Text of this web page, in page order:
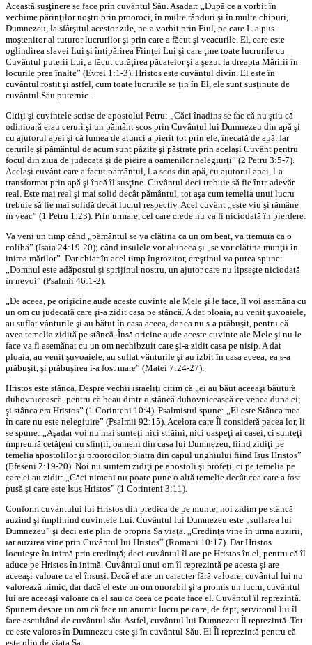
Această susţinere se face prin cuvântul Său. Așadar: „După ce a vorbit în
vechime părinţilor noştri prin prooroci, în multe rânduri şi în multe chipuri,
Dumnezeu, la sfârşitul acestor zile, ne-a vorbit prin Fiul, pe care L-a pus
moştenitor al tuturor lucrurilor şi prin care a făcut şi veacurile. El, care este
oglindirea slavei Lui şi întipărirea Fiinţei Lui şi care ţine toate lucrurile cu
Cuvântul puterii Lui, a făcut curăţirea păcatelor şi a şezut la dreapta Măririi în
locurile prea înalte” (Evrei 1:1-3). Hristos este cuvântul divin. El este în
cuvântul rostit şi astfel, cum toate lucrurile se ţin în El, ele sunt susţinute de
cuvântul Său puternic.
Citiţi şi cuvintele scrise de apostolul Petru: „Căci înadins se fac că nu ştiu că
odinioară erau ceruri şi un pământ scos prin Cuvântul lui Dumnezeu din apă şi
cu ajutorul apei şi că lumea de atunci a pierit tot prin ele, înecată de apă. Iar
cerurile şi pământul de acum sunt păzite şi păstrate prin acelaşi Cuvânt pentru
focul din ziua de judecată şi de pieire a oamenilor nelegiuiţi” (2 Petru 3:5-7).
Acelaşi cuvânt care a făcut pământul, l-a scos din apă, cu ajutorul apei, l-a
transformat prin apă şi încă îl susţine. Cuvântul deci trebuie să fie într-adevăr
real. Este mai real şi mai solid decât pământul, tot aşa cum temelia unui lucru
trebuie să fie mai solidă decât lucrul respectiv. Acel cuvânt „este viu şi rămâne
în veac” (1 Petru 1:23). Prin urmare, cel care crede nu va fi niciodată în pierdere.
Va veni un timp când „pământul se va clătina ca un om beat, va tremura ca o
colibă” (Isaia 24:19-20); când insulele vor aluneca şi „se vor clătina munţii în
inima mărilor”. Dar chiar în acel timp îngrozitor, creştinul va putea spune:
„Domnul este adăpostul şi sprijinul nostru, un ajutor care nu lipseşte niciodată
în nevoi” (Psalmii 46:1-2).
„De aceea, pe orişicine aude aceste cuvinte ale Mele şi le face, îl voi asemăna cu
un om cu judecată care şi-a zidit casa pe stâncă. A dat ploaia, au venit şuvoaiele,
au suflat vânturile şi au bătut în casa aceea, dar ea nu s-a prăbuşit, pentru că
avea temelia zidită pe stâncă. Însă oricine aude aceste cuvinte ale Mele şi nu le
face va fi asemănat cu un om nechibzuit care şi-a zidit casa pe nisip. A dat
ploaia, au venit şuvoaiele, au suflat vânturile şi au izbit în casa aceea; ea s-a
prăbuşit, şi prăbuşirea i-a fost mare” (Matei 7:24-27).
Hristos este stânca. Despre vechii israeliţi citim că „ei au băut aceeaşi băutură
duhovnicească, pentru că beau dintr-o stâncă duhovnicească ce venea după ei;
şi stânca era Hristos” (1 Corinteni 10:4). Psalmistul spune: „El este Stânca mea
în care nu este nelegiuire” (Psalmii 92:15). Acelora care Îl consideră pacea lor, li
se spune: „Aşadar voi nu mai sunteţi nici străini, nici oaspeţi ai casei, ci sunteţi
împreună cetăţeni cu sfinţii, oameni din casa lui Dumnezeu, fiind zidiţi pe
temelia apostolilor şi proorocilor, piatra din capul unghiului fiind Isus Hristos”
(Efeseni 2:19-20). Noi nu suntem zidiţi pe apostoli şi profeţi, ci pe temelia pe
care ei au zidit: „Căci nimeni nu poate pune o altă temelie decât cea care a fost
pusă şi care este Isus Hristos” (1 Corinteni 3:11).
Conform cuvântului lui Hristos din predica de pe munte, noi zidim pe stâncă
auzind şi împlinind cuvintele Lui. Cuvântul lui Dumnezeu este „suflarea lui
Dumnezeu” şi deci este plin de propria Sa viaţă. „Credinţa vine în urma auzirii,
iar auzirea vine prin Cuvântul lui Hristos” (Romani 10:17). Dar Hristos
locuieşte în inimă prin credinţă; deci cuvântul îl are pe Hristos în el, pentru că îl
aduce pe Hristos în inimă. Cuvântul unui om îl reprezintă pe acesta și are
aceeaşi valoare ca el însuși. Dacă el are un caracter fără valoare, cuvântul lui nu
valorează nimic, dar dacă el este un om onorabil şi a promis un lucru, cuvântul
lui are aceeaşi valoare ca el sau ca ceea ce poate face el. Cuvântul îl reprezintă.
Spunem despre un om că face un anumit lucru pe care, de fapt, servitorul lui îl
face ascultând de cuvântul său. Astfel, cuvântul lui Dumnezeu Îl reprezintă. Tot
ce este valoros în Dumnezeu este şi în cuvântul Său. El Îl reprezintă pentru că
este plin de viaţa Sa.